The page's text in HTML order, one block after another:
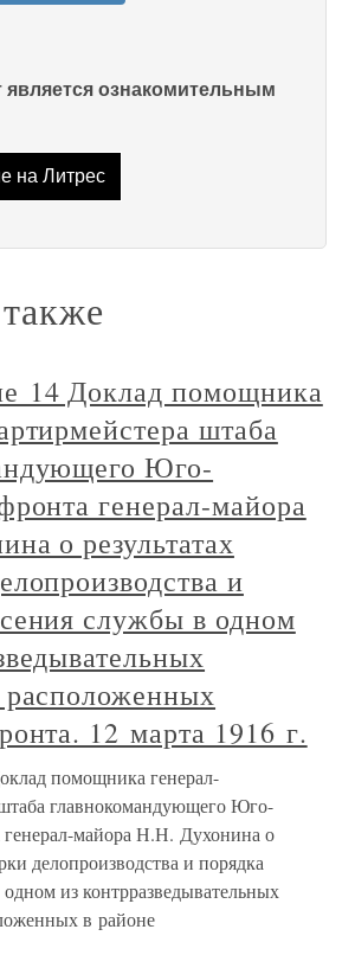
является ознакомительным
на Литрес
14 Доклад помощника
штаба
Юго-
генерал-майора
о результатах
и
службы в одном
расположенных
12 марта 1916 г.
помощника генерал-
главнокомандующего Юго-
генерал-майора Н.Н. Духонина о
делопроизводства и порядка
из контрразведывательных
в районе